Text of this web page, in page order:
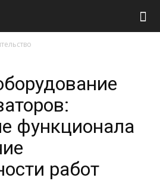
функционала
работ